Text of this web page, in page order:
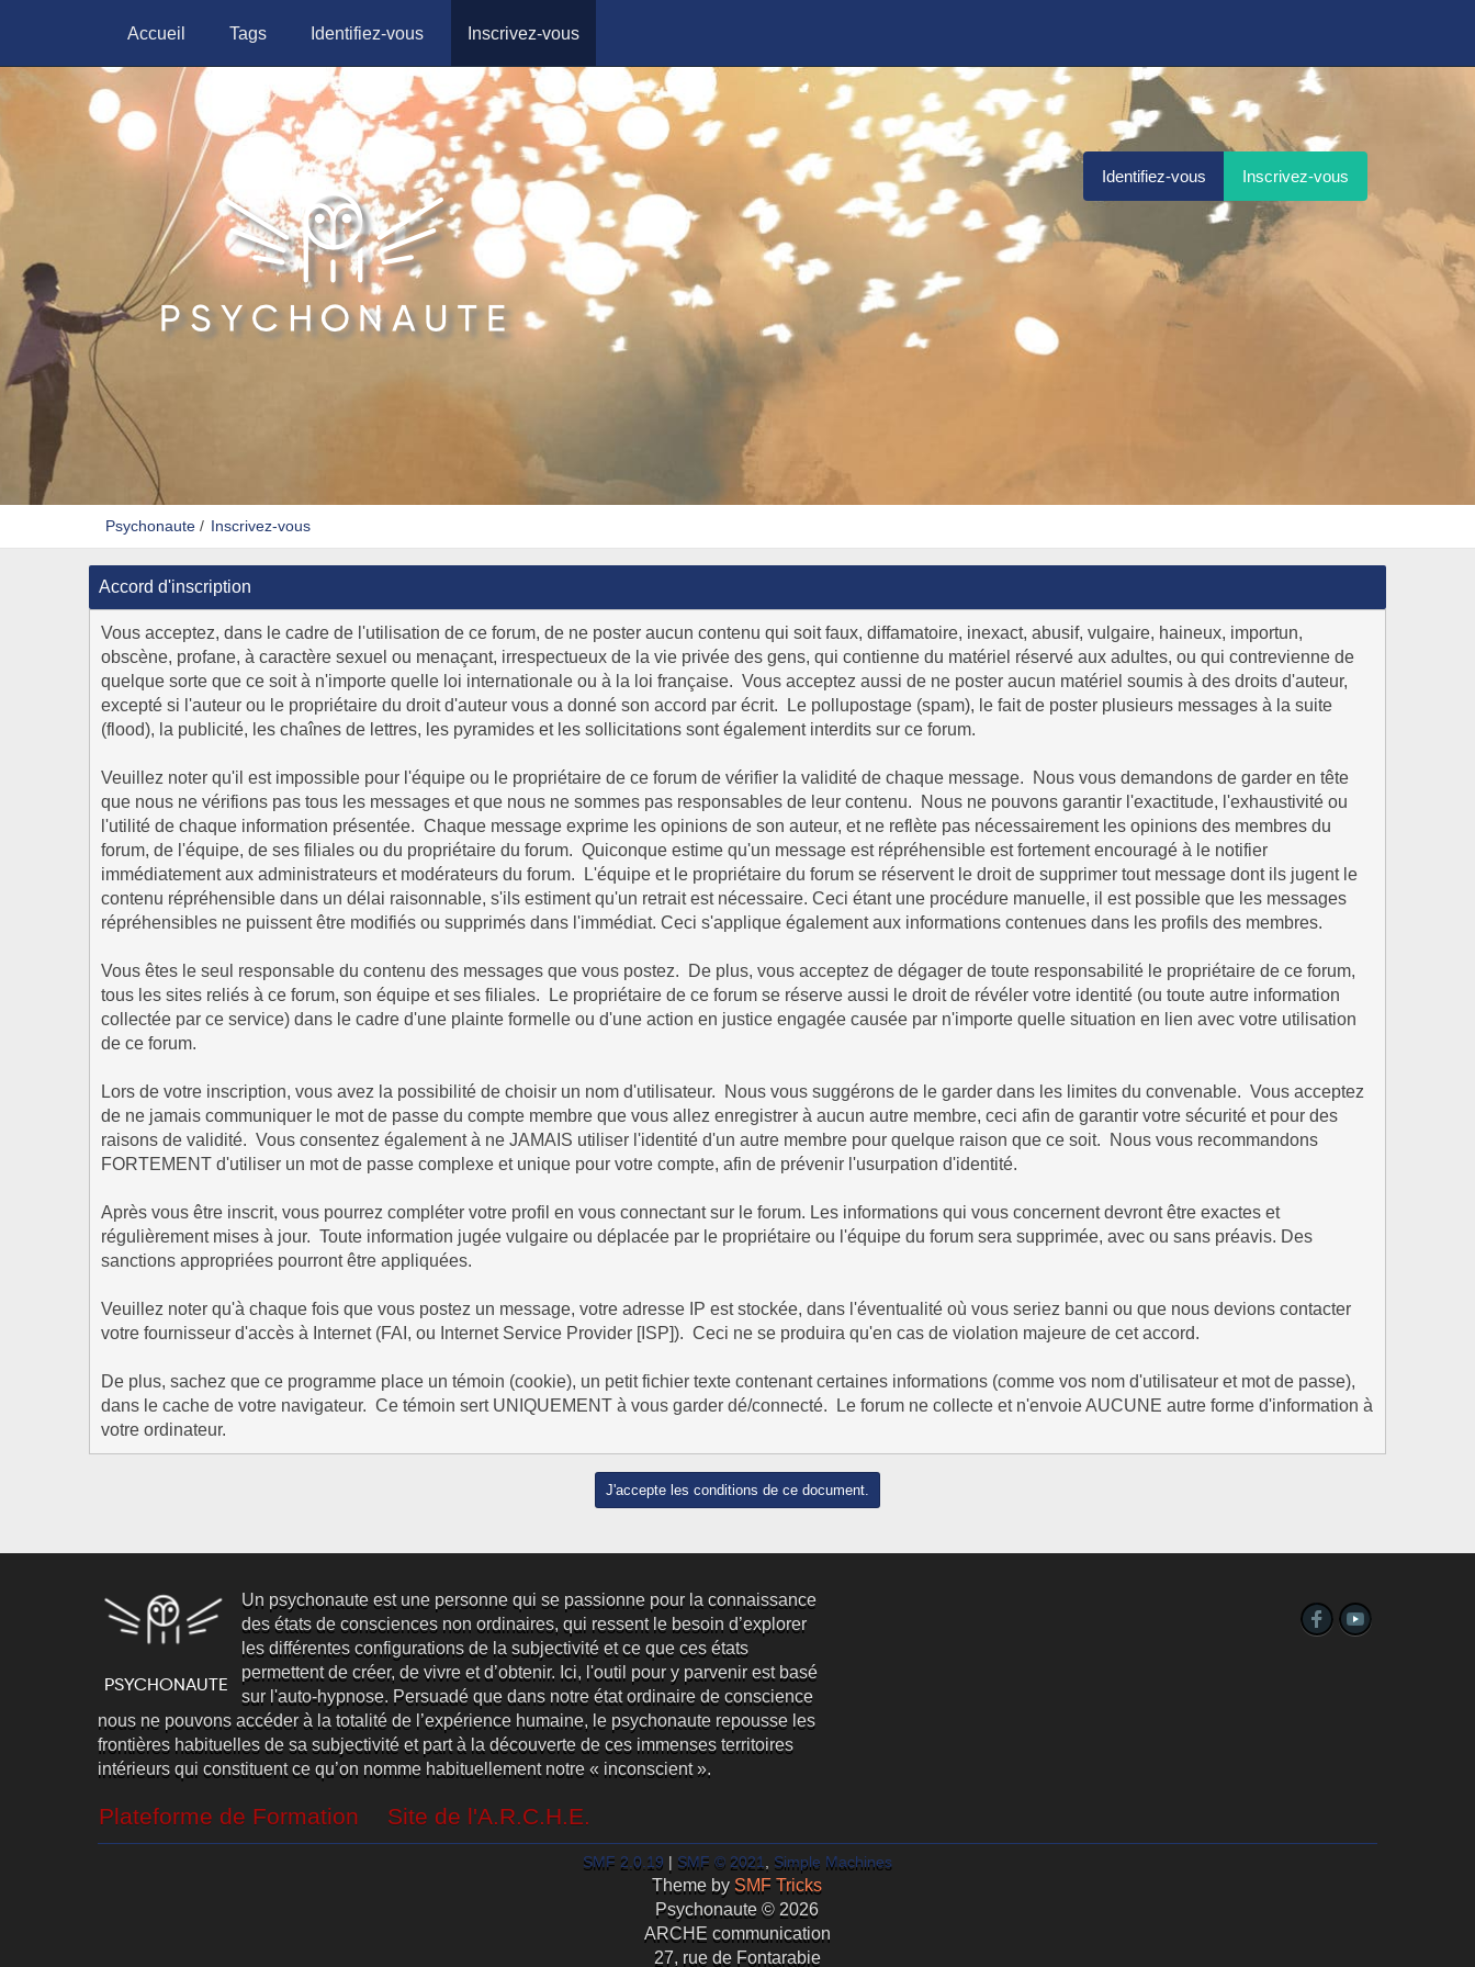
Accueil Tags Identifiez-vous Inscrivez-vous
Identifiez-vous Inscrivez-vous
Psychonaute/ Inscrivez-vous
Accord d'inscription
Vous acceptez, dans le cadre de l'utilisation de ce forum, de ne poster aucun contenu qui soit faux, diffamatoire, inexact, abusif, vulgaire, haineux, importun,
obscène, profane, à caractère sexuel ou menaçant, irrespectueux de la vie privée des gens, qui contienne du matériel réservé aux adultes, ou qui contrevienne de
quelque sorte que ce soit à n'importe quelle loi internationale ou à la loi française. Vous acceptez aussi de ne poster aucun matériel soumis à des droits d'auteur,
excepté si l'auteur ou le propriétaire du droit d'auteur vous a donné son accord par écrit. Le pollupostage (spam), le fait de poster plusieurs messages à la suite
(flood), la publicité, les chaînes de lettres, les pyramides et les sollicitations sont également interdits sur ce forum.
Veuillez noter qu'il est impossible pour l'équipe ou le propriétaire de ce forum de vérifier la validité de chaque message. Nous vous demandons de garder en tête
que nous ne vérifions pas tous les messages et que nous ne sommes pas responsables de leur contenu. Nous ne pouvons garantir l'exactitude, l'exhaustivité ou
l'utilité de chaque information présentée. Chaque message exprime les opinions de son auteur, et ne reflète pas nécessairement les opinions des membres du
forum, de l'équipe, de ses filiales ou du propriétaire du forum. Quiconque estime qu'un message est répréhensible est fortement encouragé à le notifier
immédiatement aux administrateurs et modérateurs du forum. L'équipe et le propriétaire du forum se réservent le droit de supprimer tout message dont ils jugent le
contenu répréhensible dans un délai raisonnable, s'ils estiment qu'un retrait est nécessaire. Ceci étant une procédure manuelle, il est possible que les messages
répréhensibles ne puissent être modifiés ou supprimés dans l'immédiat. Ceci s'applique également aux informations contenues dans les profils des membres.
Vous êtes le seul responsable du contenu des messages que vous postez. De plus, vous acceptez de dégager de toute responsabilité le propriétaire de ce forum,
tous les sites reliés à ce forum, son équipe et ses filiales. Le propriétaire de ce forum se réserve aussi le droit de révéler votre identité (ou toute autre information
collectée par ce service) dans le cadre d'une plainte formelle ou d'une action en justice engagée causée par n'importe quelle situation en lien avec votre utilisation
de ce forum.
Lors de votre inscription, vous avez la possibilité de choisir un nom d'utilisateur. Nous vous suggérons de le garder dans les limites du convenable. Vous acceptez
de ne jamais communiquer le mot de passe du compte membre que vous allez enregistrer à aucun autre membre, ceci afin de garantir votre sécurité et pour des
raisons de validité. Vous consentez également à ne JAMAIS utiliser l'identité d'un autre membre pour quelque raison que ce soit. Nous vous recommandons
FORTEMENT d'utiliser un mot de passe complexe et unique pour votre compte, afin de prévenir l'usurpation d'identité.
Après vous être inscrit, vous pourrez compléter votre profil en vous connectant sur le forum. Les informations qui vous concernent devront être exactes et
régulièrement mises à jour. Toute information jugée vulgaire ou déplacée par le propriétaire ou l'équipe du forum sera supprimée, avec ou sans préavis. Des
sanctions appropriées pourront être appliquées.
Veuillez noter qu'à chaque fois que vous postez un message, votre adresse IP est stockée, dans l'éventualité où vous seriez banni ou que nous devions contacter
votre fournisseur d'accès à Internet (FAI, ou Internet Service Provider [ISP]). Ceci ne se produira qu'en cas de violation majeure de cet accord.
De plus, sachez que ce programme place un témoin (cookie), un petit fichier texte contenant certaines informations (comme vos nom d'utilisateur et mot de passe),
dans le cache de votre navigateur. Ce témoin sert UNIQUEMENT à vous garder dé/connecté. Le forum ne collecte et n'envoie AUCUNE autre forme d'information à
votre ordinateur.
Un psychonaute est une personne qui se passionne pour la connaissance
des états de consciences non ordinaires, qui ressent le besoin d’explorer
les différentes configurations de la subjectivité et ce que ces états
permettent de créer, de vivre et d’obtenir. Ici, l'outil pour y parvenir est basé
sur l'auto-hypnose. Persuadé que dans notre état ordinaire de conscience
nous ne pouvons accéder à la totalité de l’expérience humaine, le psychonaute repousse les
frontières habituelles de sa subjectivité et part à la découverte de ces immenses territoires
intérieurs qui constituent ce qu’on nomme habituellement notre « inconscient ».
Plateforme de Formation Site de l'A.R.C.H.E.
SMF 2.0.19 SMF © 2021, Simple Machines
Theme by SMF Tricks
Psychonaute © 2026
ARCHE communication
27, rue de Fontarabie